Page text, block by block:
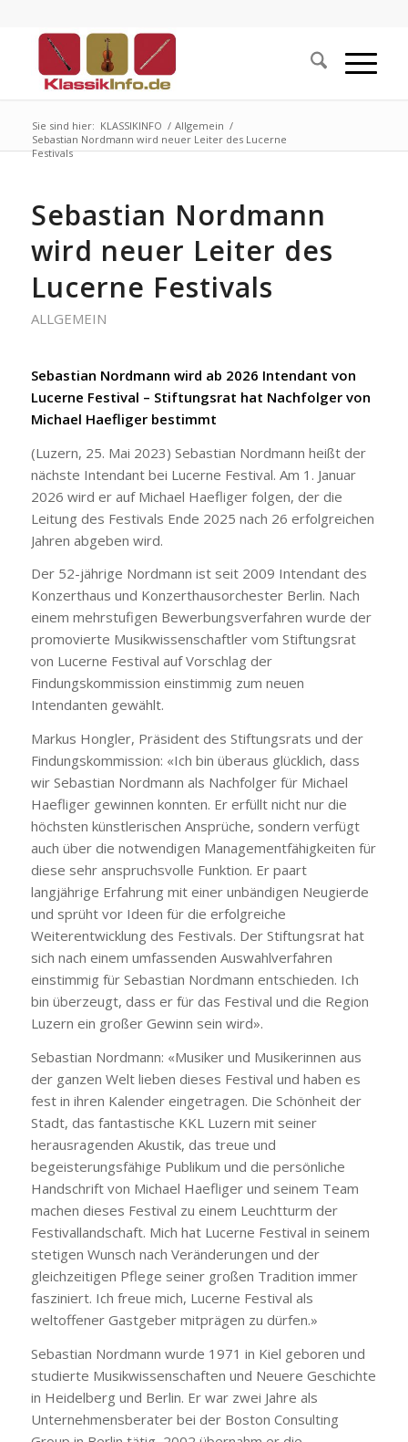
Sie sind hier: KLASSIKINFO / Allgemein /
Sebastian Nordmann wird neuer Leiter des Lucerne
Festivals
Sebastian Nordmann
wird neuer Leiter des
Lucerne Festivals
ALLGEMEIN
Sebastian Nordmann wird ab 2026 Intendant von
Lucerne Festival – Stiftungsrat hat Nachfolger von
Michael Haefliger bestimmt
(Luzern, 25. Mai 2023) Sebastian Nordmann heißt der
nächste Intendant bei Lucerne Festival. Am 1. Januar
2026 wird er auf Michael Haefliger folgen, der die
Leitung des Festivals Ende 2025 nach 26 erfolgreichen
Jahren abgeben wird.
Der 52-jährige Nordmann ist seit 2009 Intendant des
Konzerthaus und Konzerthausorchester Berlin. Nach
einem mehrstufigen Bewerbungsverfahren wurde der
promovierte Musikwissenschaftler vom Stiftungsrat
von Lucerne Festival auf Vorschlag der
Findungskommission einstimmig zum neuen
Intendanten gewählt.
Markus Hongler, Präsident des Stiftungsrats und der
Findungskommission: «Ich bin überaus glücklich, dass
wir Sebastian Nordmann als Nachfolger für Michael
Haefliger gewinnen konnten. Er erfüllt nicht nur die
höchsten künstlerischen Ansprüche, sondern verfügt
auch über die notwendigen Managementfähigkeiten für
diese sehr anspruchsvolle Funktion. Er paart
langjährige Erfahrung mit einer unbändigen Neugierde
und sprüht vor Ideen für die erfolgreiche
Weiterentwicklung des Festivals. Der Stiftungsrat hat
sich nach einem umfassenden Auswahlverfahren
einstimmig für Sebastian Nordmann entschieden. Ich
bin überzeugt, dass er für das Festival und die Region
Luzern ein großer Gewinn sein wird».
Sebastian Nordmann: «Musiker und Musikerinnen aus
der ganzen Welt lieben dieses Festival und haben es
fest in ihren Kalender eingetragen. Die Schönheit der
Stadt, das fantastische KKL Luzern mit seiner
herausragenden Akustik, das treue und
begeisterungsfähige Publikum und die persönliche
Handschrift von Michael Haefliger und seinem Team
machen dieses Festival zu einem Leuchtturm der
Festivallandschaft. Mich hat Lucerne Festival in seinem
stetigen Wunsch nach Veränderungen und der
gleichzeitigen Pflege seiner großen Tradition immer
fasziniert. Ich freue mich, Lucerne Festival als
weltoffener Gastgeber mitprägen zu dürfen.»
Sebastian Nordmann wurde 1971 in Kiel geboren und
studierte Musikwissenschaften und Neuere Geschichte
in Heidelberg und Berlin. Er war zwei Jahre als
Unternehmensberater bei der Boston Consulting